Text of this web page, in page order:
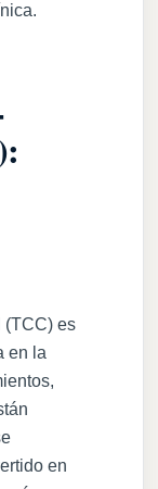
(TCC) es
en la
en